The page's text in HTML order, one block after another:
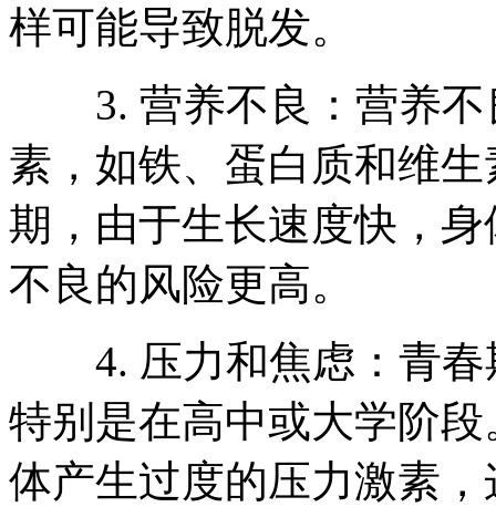
样可能导致脱发。
3. 营养不良：营养不
素，如铁、蛋白质和维
期，由于生长速度快，
不良的风险更高。
4. 压力和焦虑：青春
特别是在高中或大学阶
体产生过度的压力激素